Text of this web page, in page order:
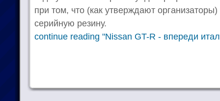
при том, что (как утверждают
серийную резину.
continue reading "Nissan GT-R - впереди